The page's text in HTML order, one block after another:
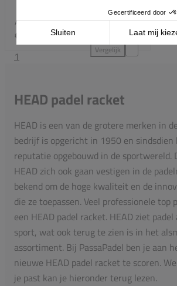
Adviesprijs:€ 7495
€ 52
Vergelijk
1
HEAD padel racket
HEAD is een van de grotere merken in
bedrijf is opgericht in 1950 en
reputatie opgebouwd in de sportwereld.
HEAD zich ook gaan vestigen in de
bekend om de hoge kwaliteit en de
die ze toepassen. Veel professionele top
een HEAD padel racket. HEAD ziet
sport, wat ook terug te zien is in het
assortiment. Bij PassaPadel ben je aan
nieuwe HEAD padel racket te scoren.
je past kan je hieronder terug lezen.